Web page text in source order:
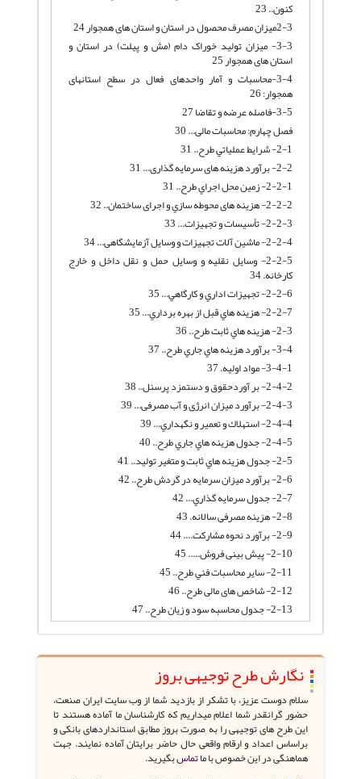
کنون.. 23
2-3میزان مصرف محصول در استان و استان های همجوار 24
3-3- میزان تولید خوراک دام (مش و پیلت) در استان و
استان های همجوار 25
3-4-محاسبات و آمار واحدهای فعال در سطح استانهای
همجوار: 26
3-5-فاصله عرضه و تقاضا 27
فصل چهارم: محاسبات مالی... 30
2-1- شرايط عملياتي طرح.. 31
2-2- برآورد هزینه های سرمایه گذاری... 31
2-2-1- زمين محل اجراي طرح.. 31
2-2-2- هزینه های محوطه سازي و اجرای ساختمان.. 32
2-2-3- تأسيسات و تجهيزات... 33
2-2-4- ماشین آلات تجهیزات و وسایل آزمایشگاهی... 34
2-2-5- وسايل نقليه و وسايل حمل و نقل داخل و خارج
كارخانه. 34
2-2-6- تجهيزات اداري و كارگاهي... 35
2-2-7- هزينه هاي قبل از بهره برداري... 35
2-3- هزينه هاي ثابت طرح.. 36
3-4- برآورد هزينه هاي جاري طرح.. 37
3-4-1- مواد اوليه. 37
2-4-2- بر آوردحقوق و دستمزد پرسنل.. 38
2-4-3- برآورد میزان انرژی و آب مصرفی... 39
2-4-4- استهلاك و تعمير و نگهداري... 39
2-4-5- جدول هزينه هاي جاري طرح.. 40
2-5- جدول هزينه هاي ثابت و متغير توليد.. 41
2-6- برآورد میزان سرمایه در گردش طرح.. 42
2-7- جدول سرمايه گذاري... 42
2-8- هزینه مصرفی سالانه. 43
2-9- برآورد نحوه مشارکت.... 44
2-10- پیش بینی فروش..... 45
2-11- ساير محاسبات فني طرح.. 45
2-12- شاخص های مالی طرح.. 46
2-13- جدول محاسبه سود و زیان طرح.. 47
نگارش طرح توجیهی بروز
سلام دوست عزیز، با تشکر از بازدید شما از وب سایت ایران صنعت،
حضور گرانقدر شما اعلام میداریم که کارشناسان ما آماده هستند تا
این طرح های توجیهی را به صورت بروز مطابق استانداردهای بانکی و
براساس اعداد و ارقام واقعی حال حاضر برایتان آماده نمایند. جهت
هماهنگی در این خصوص با ماتماسبگیرید.